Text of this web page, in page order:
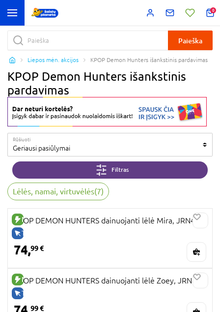
0
Paieška
Liepos mėn. akcijos KPOP Demon Hunters išankstinis pardavimas
KPOP Demon Hunters išankstinis
pardavimas
Rūšiuoti
Geriausi pasiūlymai
Filtras
Lėlės, namai, virtuvėlės(7)
NAUJA PREKĖ
TIK INTERNETU
KPOP DEMON HUNTERS dainuojanti lėlė Mira, JRN41
74,99 €
NAUJA PREKĖ
TIK INTERNETU
KPOP DEMON HUNTERS dainuojanti lėlė Zoey, JRN42
99 €